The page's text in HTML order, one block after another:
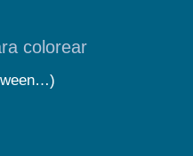
colorear